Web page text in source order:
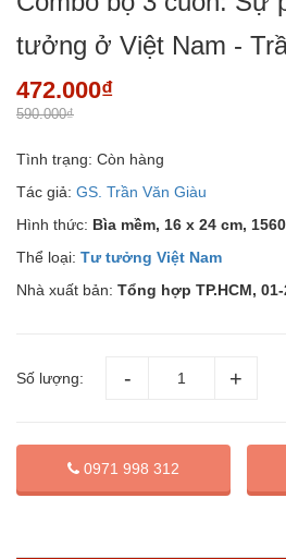
tưởng ở Việt Nam -
472.000₫
590.000₫
Tình trạng: Còn hàng
Tác giả: GS. Trần Văn Giàu
Hình thức: Bìa mềm, 16 x 24 cm,
Thể loại: Tư tưởng Việt Nam
Nhà xuất bản: Tổng hợp TP.HCM,
Số lượng:
0971 998 312